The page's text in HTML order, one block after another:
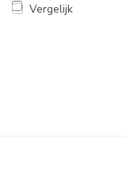
Vergelijk